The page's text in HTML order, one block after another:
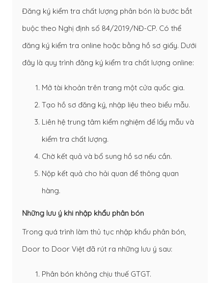
Đăng ký kiểm tra chất lượng phân bón là bước bắt
buộc theo Nghị định số 84/2019/NĐ-CP. Có thể
đăng ký kiểm tra online hoặc bằng hồ sơ giấy. Dưới
đây là quy trình đăng ký kiểm tra chất lượng online:
Mở tài khoản trên trang một cửa quốc gia.
Tạo hồ sơ đăng ký, nhập liệu theo biểu mẫu.
Liên hệ trung tâm kiểm nghiệm để lấy mẫu và
kiểm tra chất lượng.
Chờ kết quả và bổ sung hồ sơ nếu cần.
Nộp kết quả cho hải quan để thông quan
hàng.
Những lưu ý khi nhập khẩu phân bón
Trong quá trình làm thủ tục nhập khẩu phân bón,
Door to Door Việt đã rút ra những lưu ý sau:
Phân bón không chịu thuế GTGT.